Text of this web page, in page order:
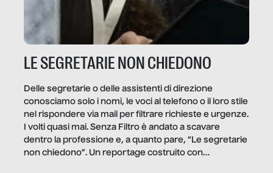
LE SEGRETARIE NON CHIEDONO
Delle segretarie o delle assistenti di direzione
conosciamo solo i nomi, le voci al telefono o il loro stile
nel rispondere via mail per filtrare richieste e urgenze.
I volti quasi mai. Senza Filtro è andato a scavare
dentro la professione e, a quanto pare, “Le segretarie
non chiedono”. Un reportage costruito con